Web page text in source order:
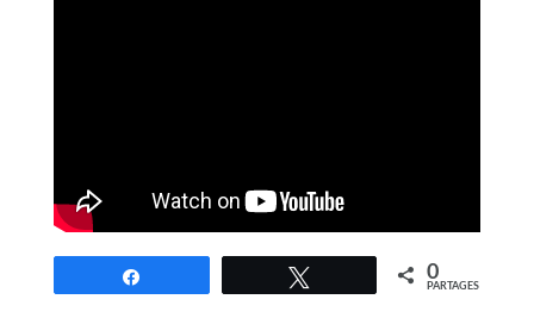
0
PARTAGES